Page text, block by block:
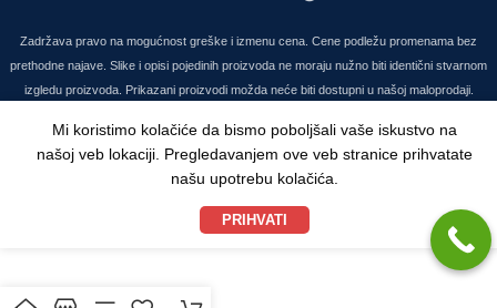
Zadržava pravo na mogućnost greške i izmenu cena. Cene podležu promenama bez
prethodne najave. Slike i opisi pojedinih proizvoda ne moraju nužno biti identični stvarnom
izgledu proizvoda. Prikazani proizvodi možda neće biti dostupni u našoj maloprodaji.
Mi koristimo kolačiće da bismo poboljšali vaše iskustvo na
našoj veb lokaciji. Pregledavanjem ove veb stranice prihvatate
našu upotrebu kolačića.
PRIHVATI